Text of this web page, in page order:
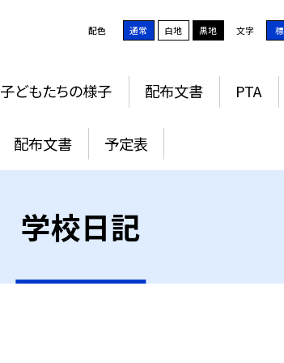
配色 通常 白地 黒地 文字
子どもたちの様子 配布文書 PTA
配布文書 予定表
学校日記